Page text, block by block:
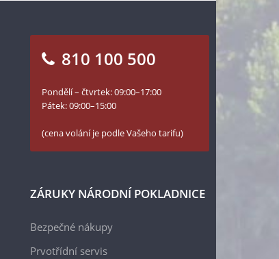
810 100 500
Pondělí – čtvrtek: 09:00–17:00
Pátek: 09:00–15:00
(cena volání je podle Vašeho tarifu)
ZÁRUKY NÁRODNÍ POKLADNICE
Bezpečné nákupy
Prvotřídní servis